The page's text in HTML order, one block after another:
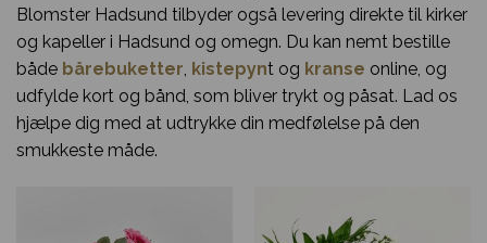
Blomster Hadsund tilbyder også levering direkte til kirker
og kapeller i Hadsund og omegn. Du kan nemt bestille
både bårebuketter, kistepynt og kranse online, og
udfylde kort og bånd, som bliver trykt og påsat. Lad os
hjælpe dig med at udtrykke din medfølelse på den
smukkeste måde.